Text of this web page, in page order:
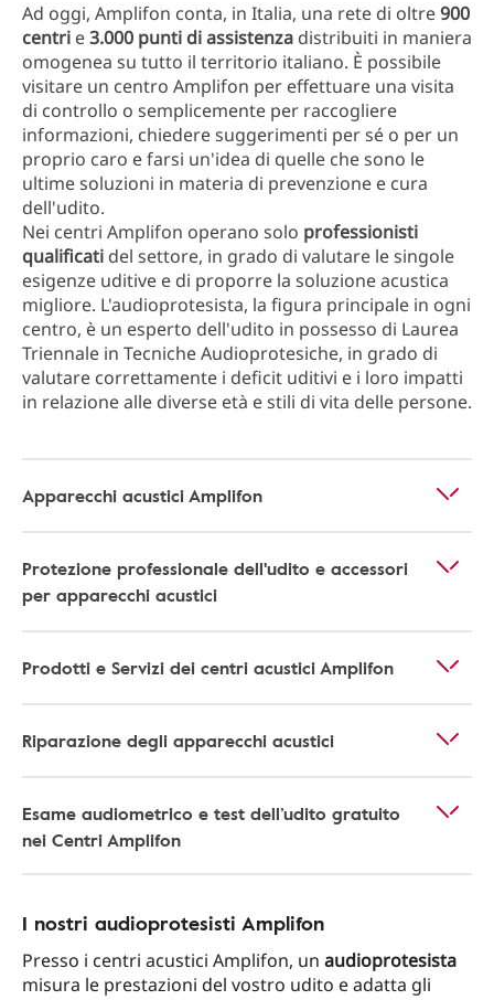
Ad oggi, Amplifon conta, in Italia, una rete di oltre900
centri e3.000 punti di assistenza distribuiti in maniera
omogenea su tutto il territorio italiano. È possibile
visitare un centro Amplifon per effettuare una visita
di controllo o semplicemente per raccogliere
informazioni, chiedere suggerimenti per sé o per un
proprio caro e farsi un'idea di quelle che sono le
ultime soluzioni in materia di prevenzione e cura
dell'udito.
Nei centri Amplifon operano solo professionisti
qualificati del settore, in grado di valutare le singole
esigenze uditive e di proporre la soluzione acustica
migliore. L'audioprotesista, la figura principale in ogni
centro, è un esperto dell'udito in possesso di Laurea
Triennale in Tecniche Audioprotesiche, in grado di
valutare correttamente i deficit uditivi e i loro impatti
in relazione alle diverse età e stili di vita delle persone.
Apparecchi acustici Amplifon
Protezione professionale dell'udito e accessori
per apparecchi acustici
Prodotti e Servizi dei centri acustici Amplifon
Riparazione degli apparecchi acustici
Esame audiometrico e test dell’udito gratuito
nei Centri Amplifon
I nostri audioprotesisti Amplifon
Presso i centri acustici Amplifon, un audioprotesista
misura le prestazioni del vostro udito e adatta gli